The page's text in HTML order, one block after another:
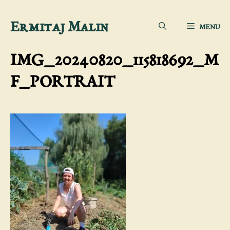
Aller
contenu
Ermitaj Malin MENU
IMG_20240820_115818692_M
F_PORTRAIT